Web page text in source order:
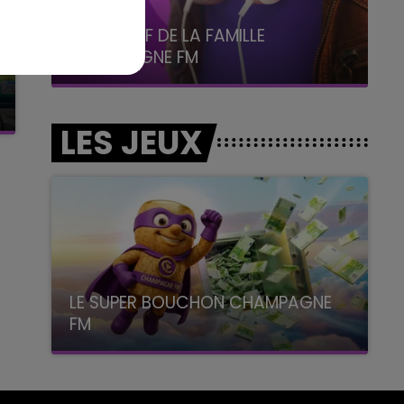
La Famille
LES JEUX
LE SUPER BOUCHON CHAMPAGNE
FM
avec La Famille Champagne FM, à 8H10